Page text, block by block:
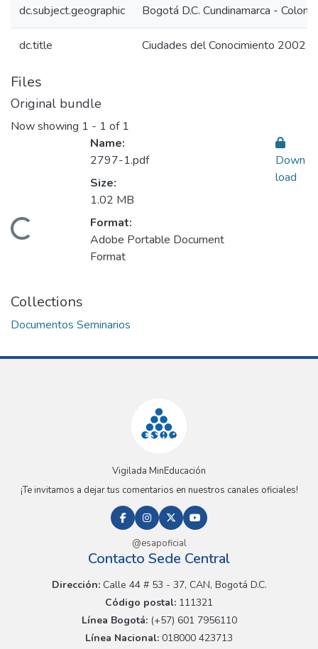
dc.subject.geographic Bogotá D.C. Cundinamarca -
dc.title Ciudades del Conocimiento 2002
Files
Original bundle
Now showing 1 - 1 of 1
Loading...
Name:
2797-1.pdf
Size:
1.02 MB
Format:
Adobe Portable Document
Format
Down
load
Collections
Documentos Seminarios
Vigilada MinEducación
¡Te invitamos a dejar tus comentarios en nuestros canales oficiales!
@esapoficial
Contacto Sede Central
Dirección:Calle 44 # 53 - 37, CAN, Bogotá D.C.
Código postal: 111321
Línea Bogotá:(+57) 601 7956110
Línea Nacional: 018000 423713